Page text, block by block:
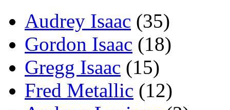
Audrey Isaac (35)
Gordon Isaac (18)
Gregg Isaac (15)
Fred Metallic (12)